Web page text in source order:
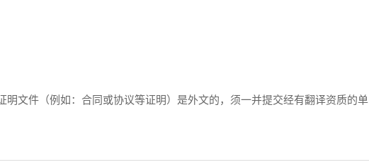
明文件（例如：合同或协议等证明）是外文的，须一并提交经有翻译资质的单